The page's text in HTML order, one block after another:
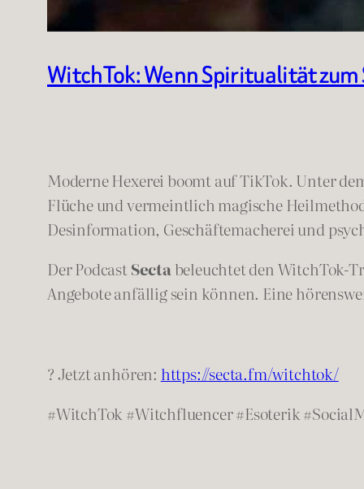
WitchTok: Wenn Spiritualität
Moderne Hexerei boomt auf TikTok. Unter
Flüche und vermeintlich magische
Desinformation, Geschäftemacherei und
Der PodcastSectabeleuchtet den WitchTok-
Angebote anfällig sein können. Eine
? Jetzt anhören: https://secta.fm/witchtok/
#WitchTok #Witchfluencer #Esoterik